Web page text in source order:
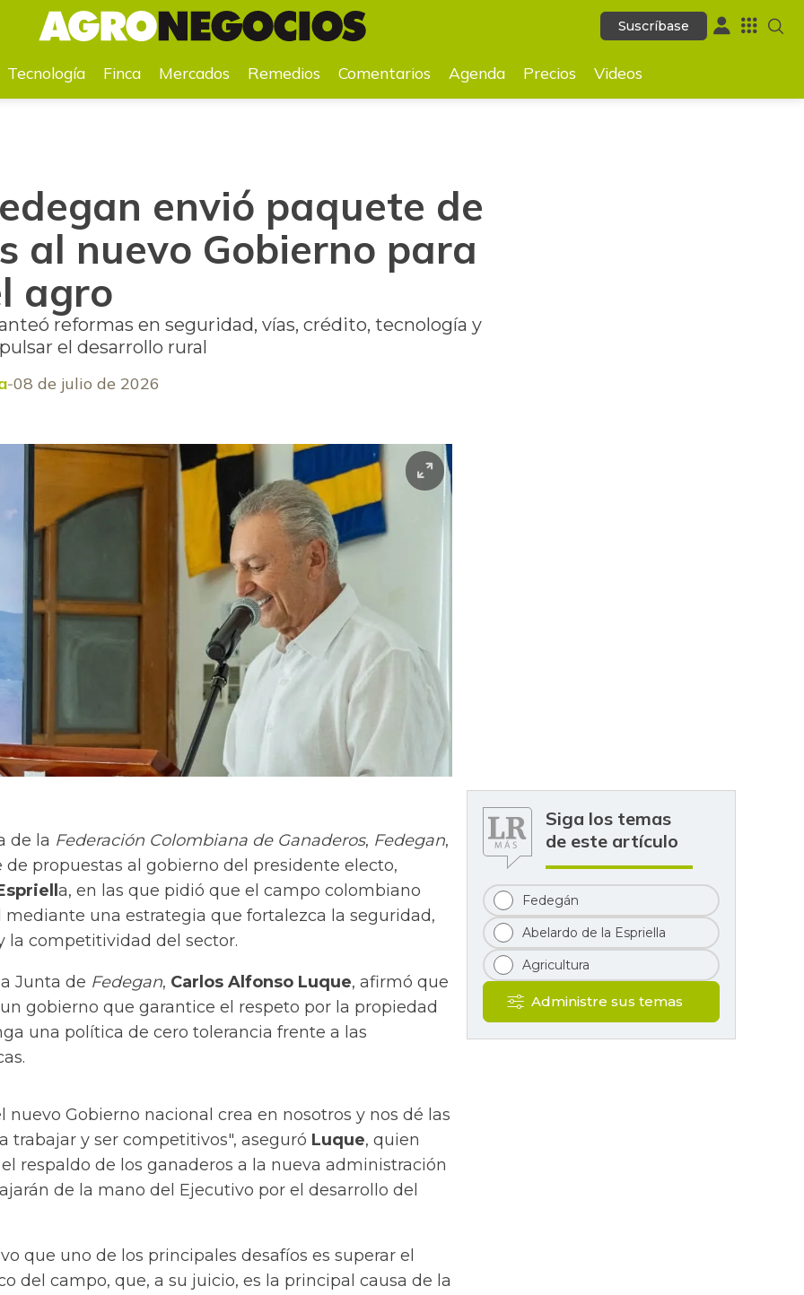
Suscríbase
al nuevo Gobierno para impulsar el agro
Suscríbase
Tecnología Finca Mercados Remedios Comentarios Agenda Precios Videos
envió paquete de
al nuevo Gobierno para
agro
reformas en seguridad, vías, crédito, tecnología y
el desarrollo rural
08 de julio de 2026
de la Federación Colombiana de Ganaderos, Fedegan,
propuestas al gobierno del presidente electo,
a, en las que pidió que el campo colombiano
mediante una estrategia que fortalezca la seguridad,
la competitividad del sector.
Junta de Fedegan, Carlos Alfonso Luque, afirmó que
gobierno que garantice el respeto por la propiedad
una política de cero tolerancia frente a las
nuevo Gobierno nacional crea en nosotros y nos dé las
trabajar y ser competitivos", aseguró Luque, quien
respaldo de los ganaderos a la nueva administración
de la mano del Ejecutivo por el desarrollo del
que uno de los principales desafíos es superar el
del campo, que, a su juicio, es la principal causa de la
Siga los temas
de este artículo
Fedegán
Abelardo de la Espriella
Agricultura
Administre sus temas